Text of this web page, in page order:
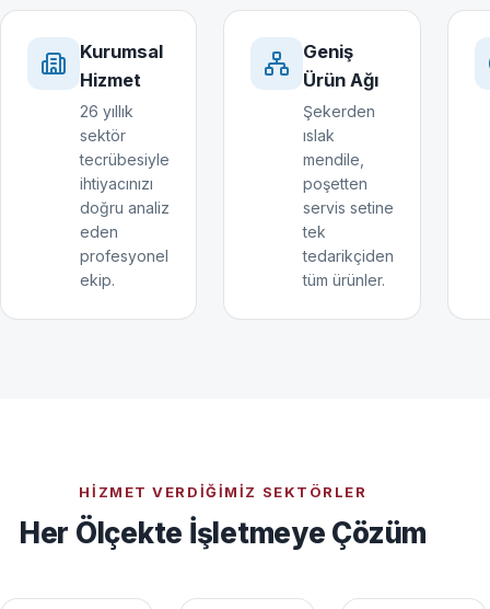
Kurumsal
Hizmet
26 yıllık
sektör
tecrübesiyle
ihtiyacınızı
doğru analiz
eden
profesyonel
ekip.
Geniş
Ürün Ağı
Şekerden
ıslak
mendile,
poşetten
servis setine
tek
tedarikçiden
tüm ürünler.
HIZMET VERDIĞIMIZ SEKTÖRLER
Her Ölçekte İşletmeye Çözüm